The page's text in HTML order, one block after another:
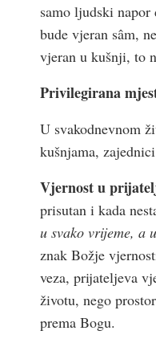
samo ljudski napor
bude vjeran sâm,
vjeran u kušnji, to
Privilegirana
U svakodnevnom
kušnjama,
Vjernost u
prisutan i kada
u svako vrijeme, a
znak Božje
veza, prijateljeva
životu, nego
prema Bogu.